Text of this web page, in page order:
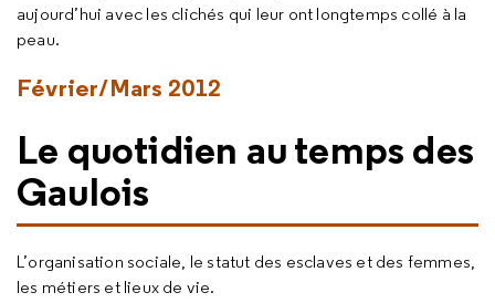
aujourd’hui avec les clichés qui leur ont longtemps collé à la
peau.
Février/Mars 2012
Le quotidien au temps des
Gaulois
L’organisation sociale, le statut des esclaves et des femmes,
les métiers et lieux de vie.